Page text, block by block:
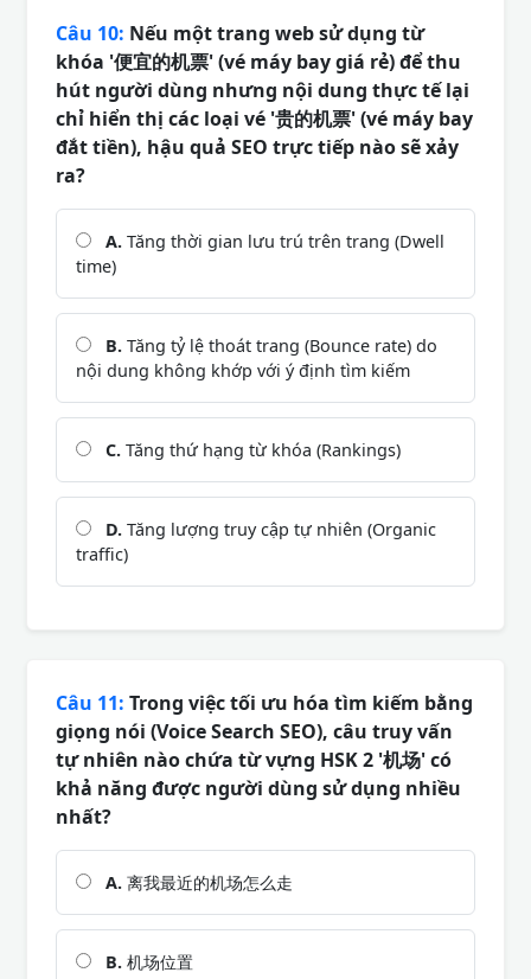
Câu 10: Nếu một trang web sử dụng từ
khóa '便宜的机票' (vé máy bay giá rẻ) để thu
hút người dùng nhưng nội dung thực tế lại
chỉ hiển thị các loại vé '贵的机票' (vé máy bay
đắt tiền), hậu quả SEO trực tiếp nào sẽ xảy
ra?
A. Tăng thời gian lưu trú trên trang (Dwell
time)
B. Tăng tỷ lệ thoát trang (Bounce rate) do
nội dung không khớp với ý định tìm kiếm
C. Tăng thứ hạng từ khóa (Rankings)
D. Tăng lượng truy cập tự nhiên (Organic
traffic)
Câu 11: Trong việc tối ưu hóa tìm kiếm bằng
giọng nói (Voice Search SEO), câu truy vấn
tự nhiên nào chứa từ vựng HSK 2 '机场' có
khả năng được người dùng sử dụng nhiều
nhất?
A. 离我最近的机场怎么走
B. 机场位置